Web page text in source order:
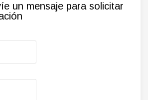
un mensaje para solicitar